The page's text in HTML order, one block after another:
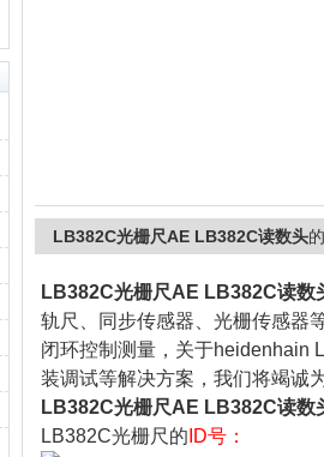
LB382C光栅尺AE LB382C读数头
LB382C光栅尺AE LB382C读数
轨尺、同步传感器、光栅传感器
闭环控制测量，关于heidenhain
装调试等解决方案，我们将竭诚
LB382C光栅尺AE LB382C读数
LB382C光栅尺的 ID号：